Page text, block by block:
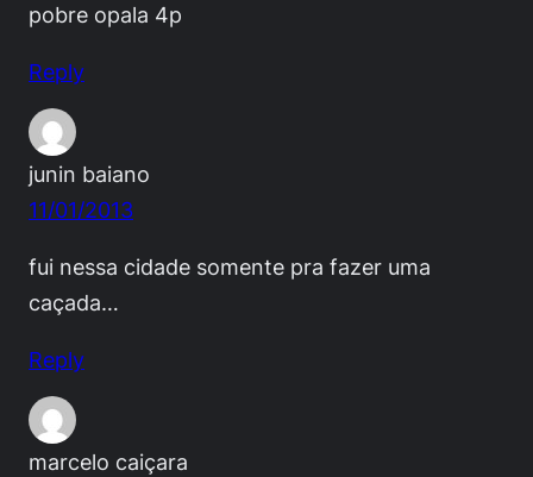
pobre opala 4p
Reply
junin baiano
11/01/2013
fui nessa cidade somente pra fazer uma
caçada…
Reply
marcelo caiçara